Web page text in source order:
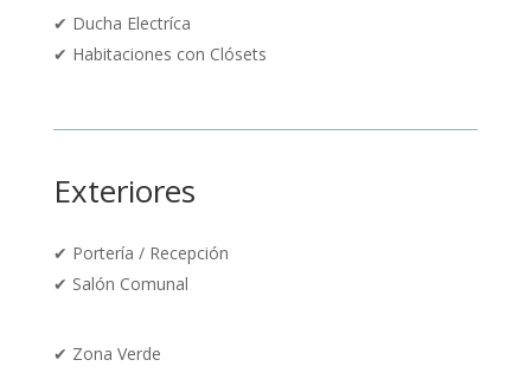
✔ Ducha Electríca
✔ Habitaciones con Clósets
Exteriores
✔ Portería / Recepción
✔ Salón Comunal
✔ Zona Verde